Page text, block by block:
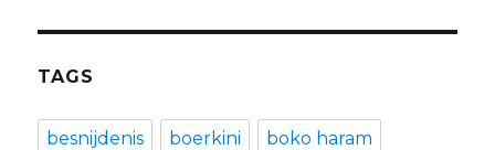
TAGS
besnijdenis boerkini boko haram